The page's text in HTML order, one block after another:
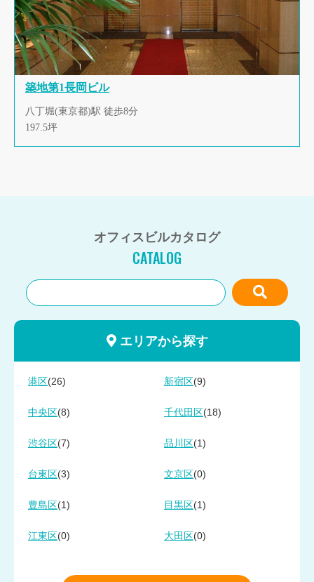
築地第1長岡ビル
八丁堀(東京都)駅 徒歩8分
197.5坪
オフィスビルカタログ
CATALOG
エリアから探す
港区 (26) 新宿区 (9)
中央区 (8) 千代田区 (18)
渋谷区 (7) 品川区 (1)
台東区 (3) 文京区 (0)
豊島区 (1) 目黒区 (1)
江東区 (0) 大田区 (0)